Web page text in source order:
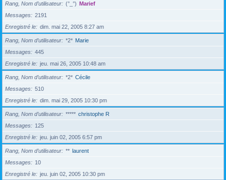
Rang, Nom d’utilisateur (°_°) Marief
Messages
2191
Enregistré le
dim. mai 22, 2005 8:27 am
Rang, Nom d’utilisateur *2* Marie
Messages
445
Enregistré le
jeu. mai 26, 2005 10:48 am
Rang, Nom d’utilisateur *2* Cécile
Messages
510
Enregistré le
dim. mai 29, 2005 10:30 pm
Rang, Nom d’utilisateur ***** christophe R
Messages
125
Enregistré le
jeu. juin 02, 2005 6:57 pm
Rang, Nom d’utilisateur ** laurent
Messages
10
Enregistré le
jeu. juin 02, 2005 10:30 pm